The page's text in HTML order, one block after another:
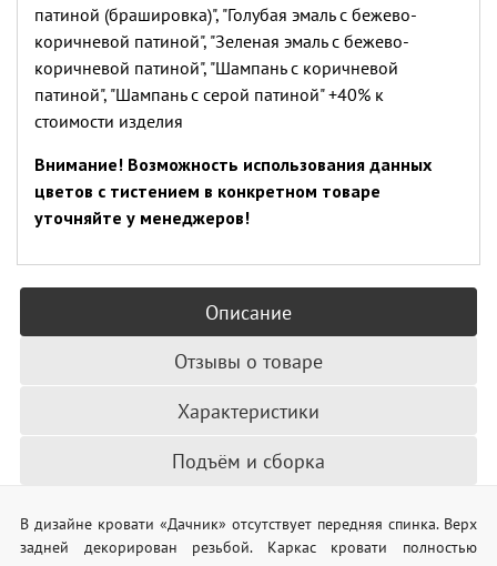
патиной (брашировка)", "Голубая эмаль с бежево-
коричневой патиной", "Зеленая эмаль с бежево-
коричневой патиной", "Шампань с коричневой
патиной", "Шампань с серой патиной" +40% к
стоимости изделия
Внимание! Возможность использования данных
цветов с тистением в конкретном товаре
уточняйте у менеджеров!
Описание
Отзывы о товаре
Характеристики
Подъём и сборка
В дизайне кровати «Дачник» отсутствует передняя спинка. Верх
задней декорирован резьбой. Каркас кровати полностью